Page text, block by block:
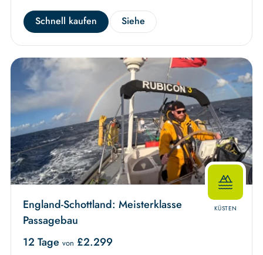
Schnell kaufen Siehe
KÜSTEN
England-Schottland: Meisterklasse
Passagebau
12 Tage von £2.299